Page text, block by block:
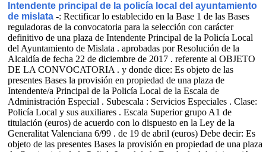
Intendente principal de la policía local del ayuntamiento
de mislata -: Rectificar lo establecido en la Base 1 de las Bases
reguladoras de la convocatoria para la selección con carácter
definitivo de una plaza de Intendente Principal de la Policía Local
del Ayuntamiento de Mislata . aprobadas por Resolución de la
Alcaldía de fecha 22 de diciembre de 2017 . referente al OBJETO
DE LA CONVOCATORIA . y donde dice: Es objeto de las
presentes Bases la provisión en propiedad de una plaza de
Intendente/a Principal de la Policía Local de la Escala de
Administración Especial . Subescala : Servicios Especiales . Clase:
Policía Local y sus auxiliares . Escala Superior grupo A1 de
titulación (euros) de acuerdo con lo dispuesto en la Ley de la
Generalitat Valenciana 6/99 . de 19 de abril (euros) Debe decir: Es
objeto de las presentes Bases la provisión en propiedad de una plaza